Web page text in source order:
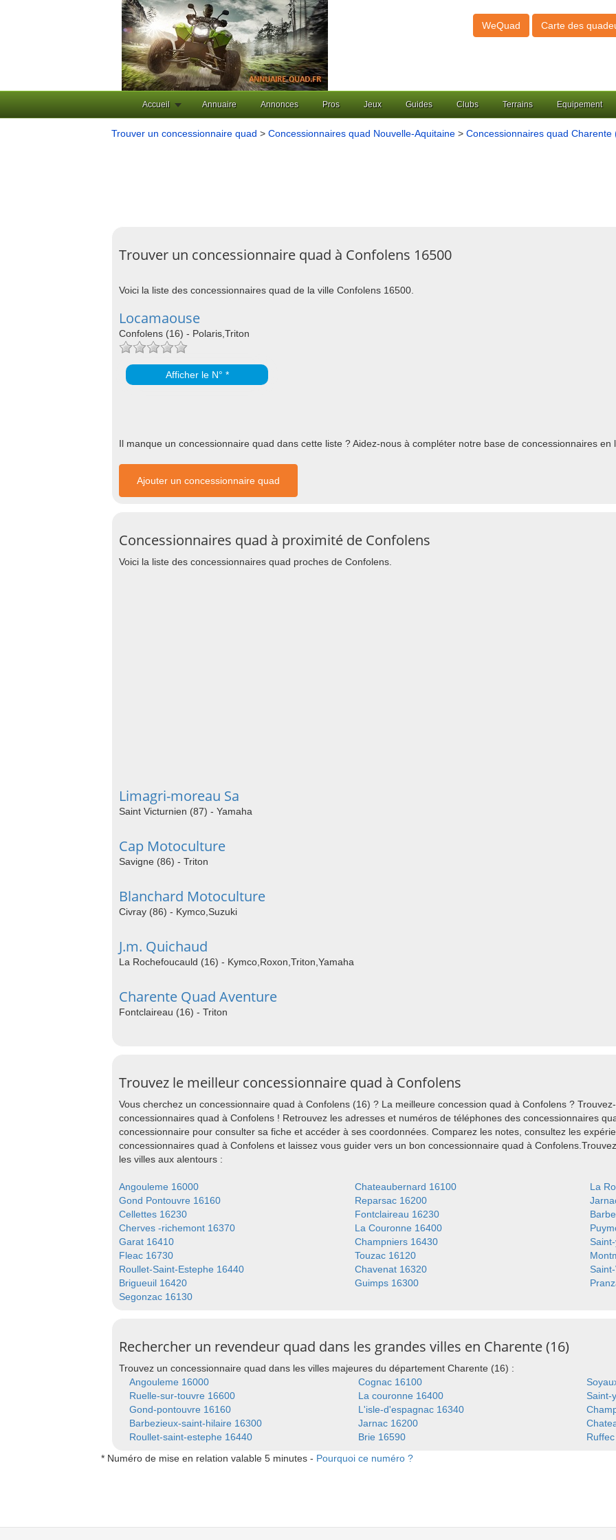
WeQuad Carte des
Accueil Annuaire Annonces Pros Jeux Guides Clubs Terrains Equipement
Trouver un concessionnaire quad > Concessionnaires quad Nouvelle-Aquitaine > Concessionnaires quad Charente
Trouver un concessionnaire quad à Confolens 16500
Voici la liste des concessionnaires quad de la ville Confolens 16500.
Locamaouse
Confolens (16) - Polaris,Triton
Afficher le N° *
Il manque un concessionnaire quad dans cette liste ? Aidez-nous à compléter notre base de concessionnaires en
Ajouter un concessionnaire quad
Concessionnaires quad à proximité de Confolens
Voici la liste des concessionnaires quad proches de Confolens.
Limagri-moreau Sa
Saint Victurnien (87) - Yamaha
Cap Motoculture
Savigne (86) - Triton
Blanchard Motoculture
Civray (86) - Kymco,Suzuki
J.m. Quichaud
La Rochefoucauld (16) - Kymco,Roxon,Triton,Yamaha
Charente Quad Aventure
Fontclaireau (16) - Triton
Trouvez le meilleur concessionnaire quad à Confolens
Vous cherchez un concessionnaire quad à Confolens (16) ? La meilleure concession quad à Confolens ?
concessionnaires quad à Confolens ! Retrouvez les adresses et numéros de téléphones des concessionnaires
concessionnaire pour consulter sa fiche et accéder à ses coordonnées. Comparez les notes, consultez les
concessionnaires quad à Confolens et laissez vous guider vers un bon concessionnaire quad à
les villes aux alentours :
Angouleme 16000 Chateaubernard 16100
La
Gond Pontouvre 16160
Reparsac 16200
Cellettes 16230
Fontclaireau 16230
Cherves -richemont 16370
La Couronne 16400
Garat 16410
Champniers 16430
Fleac 16730
Touzac 16120
Roullet-Saint-Estephe 16440
Chavenat 16320
Brigueuil 16420
Guimps 16300
Segonzac 16130
Rechercher un revendeur quad dans les grandes villes en Charente (16)
Trouvez un concessionnaire quad dans les villes majeures du département Charente (16) :
Angouleme 16000
Cognac 16100
Ruelle-sur-touvre 16600
La couronne 16400
Saint-
Gond-pontouvre 16160
L'isle-d'espagnac 16340
Barbezieux-saint-hilaire 16300
Jarnac 16200
Roullet-saint-estephe 16440
Brie 16590
* Numéro de mise en relation valable 5 minutes - Pourquoi ce numéro ?